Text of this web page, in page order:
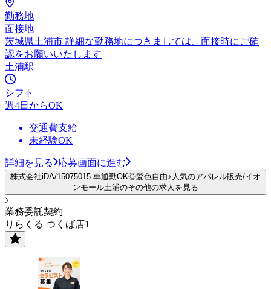
勤務地
面接地
茨城県土浦市 詳細な勤務地につきましては、面接時にご確
認をお願いいたします
土浦駅
シフト
週4日からOK
交通費支給
未経験OK
詳細を見る 応募画面に進む
株式会社iDA/15075015 車通勤OK◎髪色自由♪人気のアパレル販売/イオ
ンモール土浦のその他の求人を見る
業務委託契約
りらくる つくば店1